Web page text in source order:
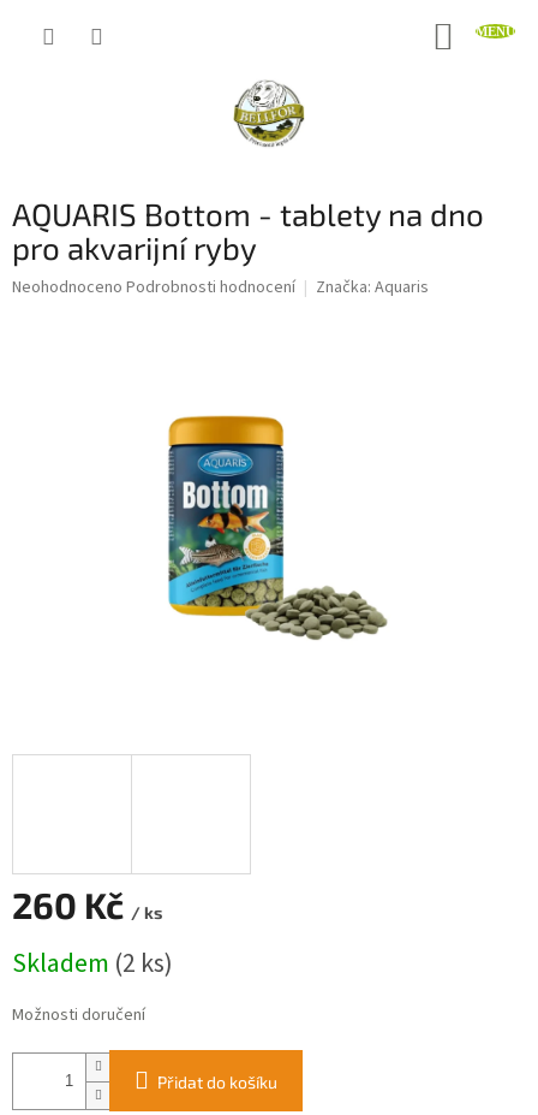
AQUARIS Bottom - tablety na dno
pro akvarijní ryby
Průměrné
Neohodnoceno Podrobnosti hodnocení Značka: Aquaris
260 Kč / ks
cena:
Skladem (2 ks)
Možnosti doručení
Přidat do košíku